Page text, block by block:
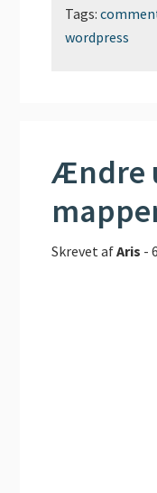
Tags:
wordpress
Ændre
Skrevet afAris -